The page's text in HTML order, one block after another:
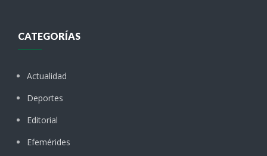
CATEGORÍAS
Actualidad
Deportes
Editorial
Efemérides